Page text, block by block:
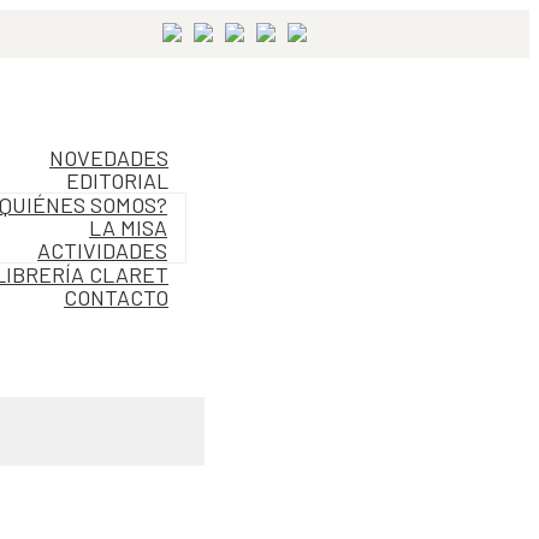
NOVEDADES
EDITORIAL
SOMOS?
LA MISA
ACTIVIDADES
CLARET
CONTACTO